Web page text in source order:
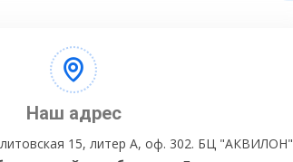
Наш адрес
15, литер А, оф. 302. БЦ "АКВИЛОН"